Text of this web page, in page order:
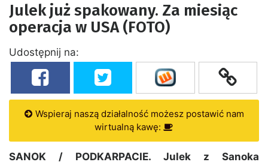
Julek już spakowany. Za miesiąc
operacja w USA (FOTO)
Udostępnij na:
Wspieraj naszą działalność możesz postawić nam
wirtualną kawę:
SANOK / PODKARPACIE. Julek z Sanoka